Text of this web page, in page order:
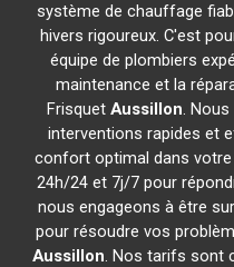
système de chauffage
hivers rigoureux. C'est
équipe de plombiers
maintenance et la
FrisquetAussillon.
interventions rapides et
confort optimal dans
24h/24 et 7j/7 pour
nous engageons à être
pour résoudre vos
Aussillon. Nos tarifs sont